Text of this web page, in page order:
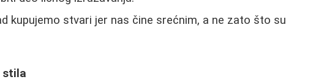
kupujemo stvari jer nas čine srećnim, a ne zato što su
stila